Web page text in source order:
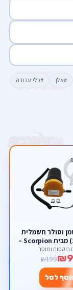
#אלן
#כלי עבודה
וסולר חשמלית
(12V/60W) מבית Scorpion –
שמן קלה ונקייה
דרך המדיד
בוקסות ומוסך
₪199
לסל